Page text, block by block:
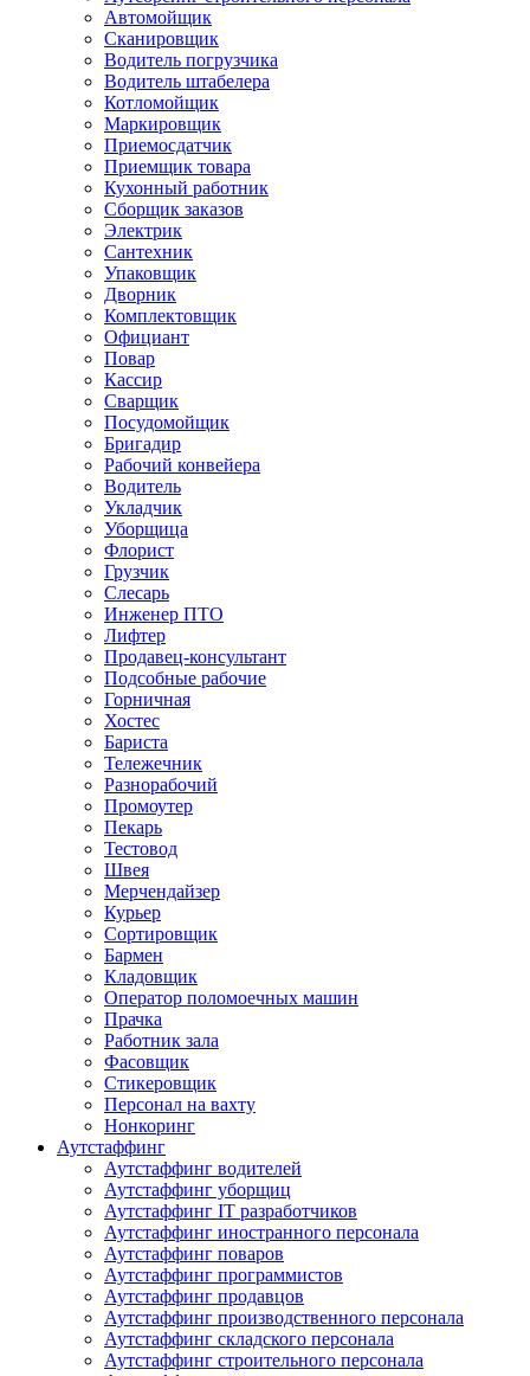
Автомойщик
Сканировщик
Водитель погрузчика
Водитель штабелера
Котломойщик
Маркировщик
Приемосдатчик
Приемщик товара
Кухонный работник
Сборщик заказов
Электрик
Сантехник
Упаковщик
Дворник
Комплектовщик
Официант
Повар
Кассир
Сварщик
Посудомойщик
Бригадир
Рабочий конвейера
Водитель
Укладчик
Уборщица
Флорист
Грузчик
Слесарь
Инженер ПТО
Лифтер
Продавец-консультант
Подсобные рабочие
Горничная
Хостес
Бариста
Тележечник
Разнорабочий
Промоутер
Пекарь
Тестовод
Швея
Мерчендайзер
Курьер
Сортировщик
Бармен
Кладовщик
Оператор поломоечных машин
Прачка
Работник зала
Фасовщик
Стикеровщик
Персонал на вахту
Нонкоринг
Аутстаффинг
Аутстаффинг водителей
Аутстаффинг уборщиц
Аутстаффинг IT разработчиков
Аутстаффинг иностранного персонала
Аутстаффинг поваров
Аутстаффинг программистов
Аутстаффинг продавцов
Аутстаффинг производственного персонала
Аутстаффинг складского персонала
Аутстаффинг строительного персонала